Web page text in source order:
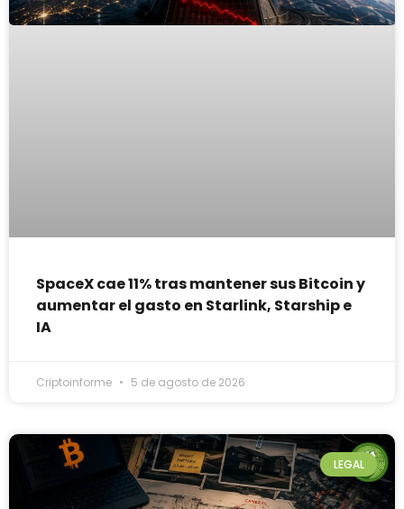
SpaceX cae 11% tras mantener sus Bitcoin y
aumentar el gasto en Starlink, Starship e
IA
Criptoinforme 5 de agosto de 2026
LEGAL